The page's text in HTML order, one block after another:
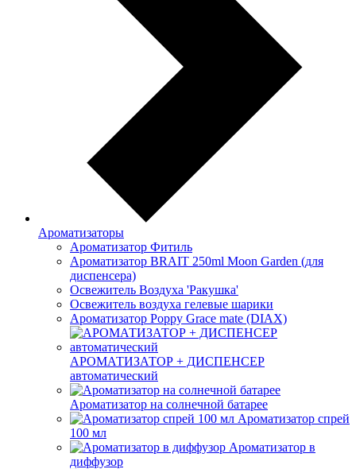
Ароматизаторы
Ароматизатор Фитиль
Ароматизатор BRAIT 250ml Moon Garden (для
диспенсера)
Освежитель Воздуха 'Ракушка'
Освежитель воздуха гелевые шарики
Ароматизатор Poppy Grace mate (DIAX)
АРОМАТИЗАТОР + ДИСПЕНСЕР
автоматический
Ароматизатор на солнечной батарее
Ароматизатор спрей
100 мл
Ароматизатор в
диффузор